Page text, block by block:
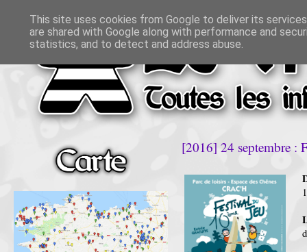
[2016] 24 septembre :
This site uses cookies from Google to deliver its
are shared with Google along with performance and
statistics, and to detect and address abuse.